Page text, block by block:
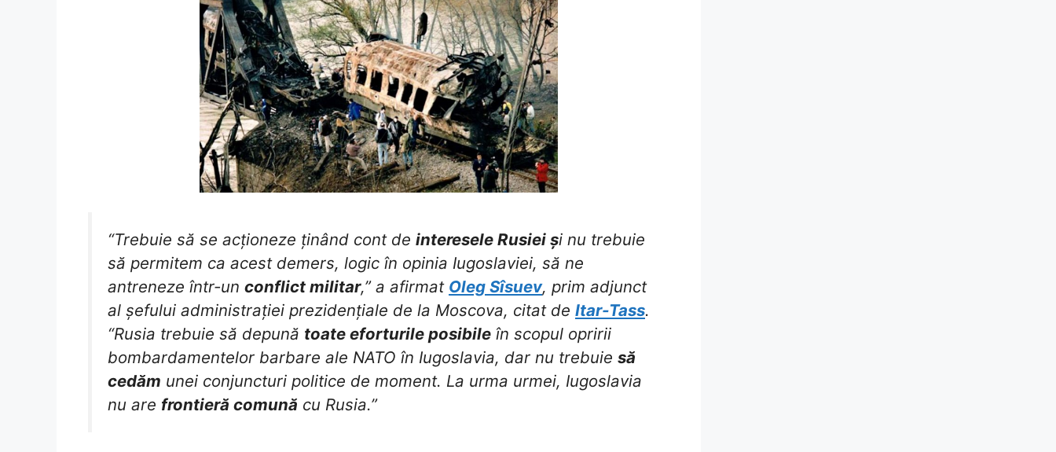
“Trebuie să se acționeze ținând cont de interesele Rusiei și nu trebuie
să permitem ca acest demers, logic în opinia Iugoslaviei, să ne
antreneze într-un conflict militar,” a afirmat Oleg Sîsuev, prim adjunct
al șefului administrației prezidențiale de la Moscova, citat de Itar-Tass.
“Rusia trebuie să depună toate eforturile posibile în scopul opririi
bombardamentelor barbare ale NATO în Iugoslavia, dar nu trebuie să
cedăm unei conjuncturi politice de moment. La urma urmei, Iugoslavia
nu are frontieră comună cu Rusia.”